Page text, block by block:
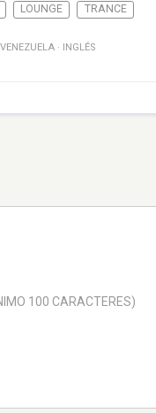
LOUNGE TRANCE
VENEZUELA · INGLÉS